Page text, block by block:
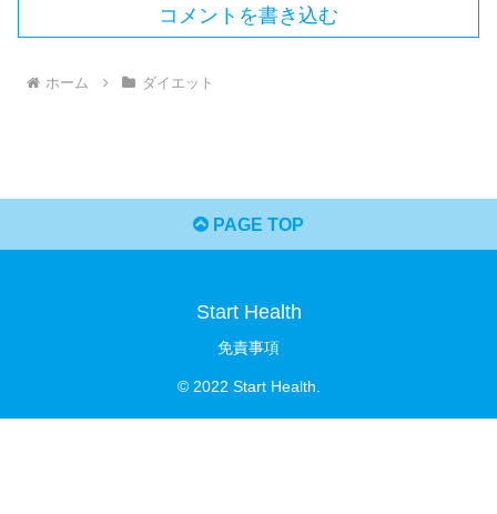
コメントを書き込む
ホーム ダイエット
PAGE TOP
Start Health
免責事項
© 2022 Start Health.